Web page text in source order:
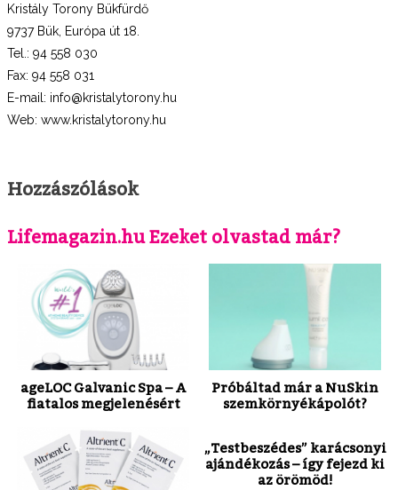
Kristály Torony Bükfürdő
9737 Bük, Európa út 18.
Tel.: 94 558 030
Fax: 94 558 031
E-mail: info@kristalytorony.hu
Web: www.kristalytorony.hu
Hozzászólások
Lifemagazin.hu Ezeket olvastad már?
ageLOC Galvanic Spa – A
fiatalos megjelenésért
Próbáltad már a NuSkin
szemkörnyékápolót?
„Testbeszédes” karácsonyi
ajándékozás – így fejezd ki
az örömöd!